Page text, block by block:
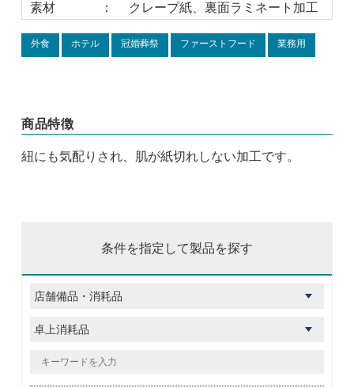
素材 ： クレープ紙、裏面ラミネート加工
外食 ホテル 冠婚葬祭 ファーストフード 業務用
商品特徴
紐にも気配りされ、肌が紙切れしない加工です。
条件を指定して製品を探す